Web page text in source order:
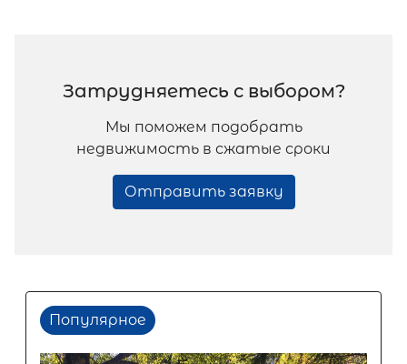
Затрудняетесь с выбором?
Мы поможем подобрать
недвижимость в сжатые сроки
Отправить заявку
Популярное